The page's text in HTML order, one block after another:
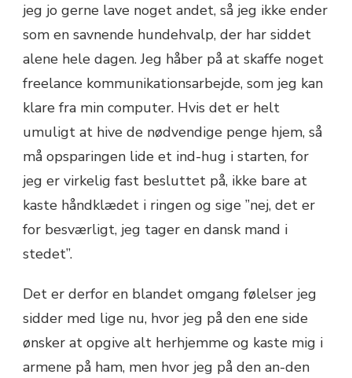
jeg jo gerne lave noget andet, så jeg ikke ender
som en savnende hundehvalp, der har siddet
alene hele dagen. Jeg håber på at skaffe noget
freelance kommunikationsarbejde, som jeg kan
klare fra min computer. Hvis det er helt
umuligt at hive de nødvendige penge hjem, så
må opsparingen lide et ind-hug i starten, for
jeg er virkelig fast besluttet på, ikke bare at
kaste håndklædet i ringen og sige ”nej, det er
for besværligt, jeg tager en dansk mand i
stedet”.
Det er derfor en blandet omgang følelser jeg
sidder med lige nu, hvor jeg på den ene side
ønsker at opgive alt herhjemme og kaste mig i
armene på ham, men hvor jeg på den an-den